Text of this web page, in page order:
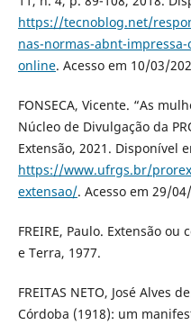
https://tecnoblog.net/
nas-normas-abnt-
online. Acesso em 10/03/
FONSECA, Vicente. “As
Núcleo de Divulgação da
Extensão, 2021. Disponível
https://www.ufrgs.br/
extensao/. Acesso em 29/
FREIRE, Paulo. Extensão ou
e Terra, 1977.
FREITAS NETO, José Alves
Córdoba (1918): um